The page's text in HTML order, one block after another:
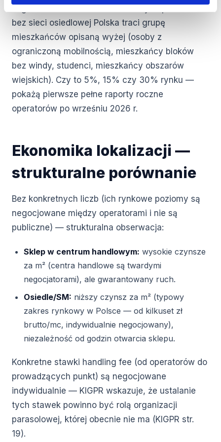
bez sieci osiedlowej Polska traci grupę
mieszkańców opisaną wyżej (osoby z
ograniczoną mobilnością, mieszkańcy bloków
bez windy, studenci, mieszkańcy obszarów
wiejskich). Czy to 5%, 15% czy 30% rynku —
pokażą pierwsze pełne raporty roczne
operatorów po wrześniu 2026 r.
Ekonomika lokalizacji —
strukturalne porównanie
Bez konkretnych liczb (ich rynkowe poziomy są
negocjowane między operatorami i nie są
publiczne) — strukturalna obserwacja:
Sklep w centrum handlowym: wysokie czynsze
za m² (centra handlowe są twardymi
negocjatorami), ale gwarantowany ruch.
Osiedle/SM: niższy czynsz za m² (typowy
zakres rynkowy w Polsce — od kilkuset zł
brutto/mc, indywidualnie negocjowany),
niezależność od godzin otwarcia sklepu.
Konkretne stawki handling fee (od operatorów do
prowadzących punkt) są negocjowane
indywidualnie — KIGPR wskazuje, że ustalanie
tych stawek powinno być rolą organizacji
parasolowej, której obecnie nie ma (KIGPR str.
19).